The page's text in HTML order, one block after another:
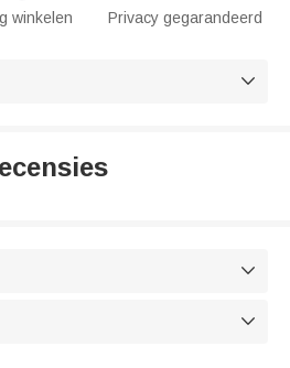
winkelen Privacy gegarandeerd


